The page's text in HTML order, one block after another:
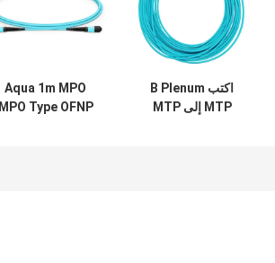
اكتب B Plenum
MTP إلى MTP
Aqua 1m MPO
MPO Type OFNP